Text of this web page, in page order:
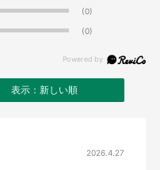
(0)
(0)
表示：新しい順
2026.4.27